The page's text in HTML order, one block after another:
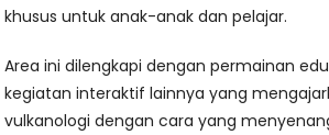
khusus untuk anak-anak dan pelajar.
Area ini dilengkapi dengan permainan
kegiatan interaktif lainnya yang
vulkanologi dengan cara yang